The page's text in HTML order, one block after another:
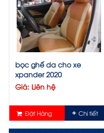
bọc ghế da cho xe
xpander 2020
Giá: Liên hệ
Đặt Hàng Chi tiết